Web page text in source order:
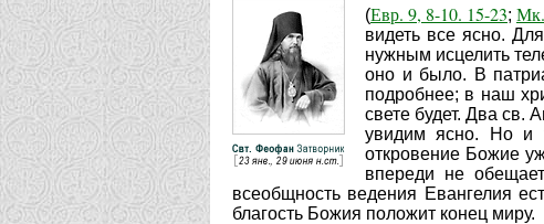
(Евр. 9, 8-10. 15-23;
видеть все ясно.
нужным исцелить
оно и было. В
подробнее; в наш
свете будет. Два св.
увидим ясно. Но и
откровение Божие
впереди не
всеобщность ведения Евангелия
благость Божия положит конец миру.